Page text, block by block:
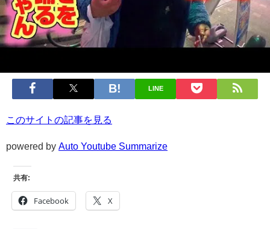
LINE
このサイトの記事を見る
powered by Auto Youtube Summarize
共有:
Facebook X